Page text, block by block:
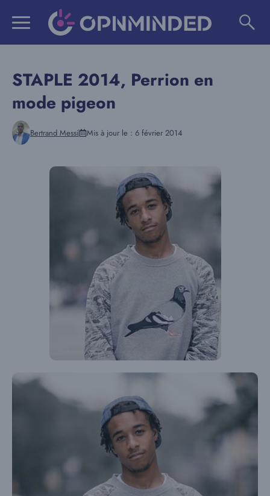
STAPLE 2014, Perrion en
mode pigeon
Bertrand Messi Mis à jour le : 6 février 2014